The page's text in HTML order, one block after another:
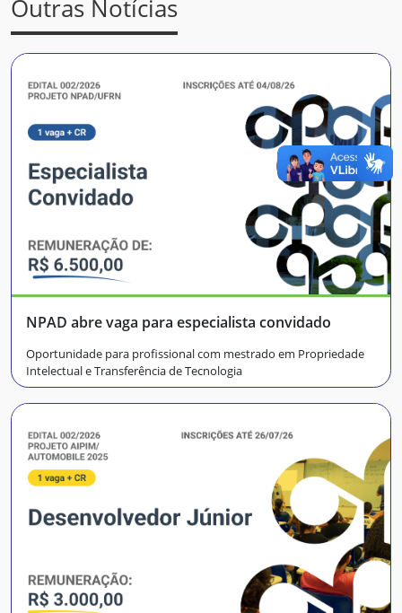
Outras Notícias
NPAD abre vaga para especialista convidado
Oportunidade para profissional com mestrado em Propriedade
Intelectual e Transferência de Tecnologia